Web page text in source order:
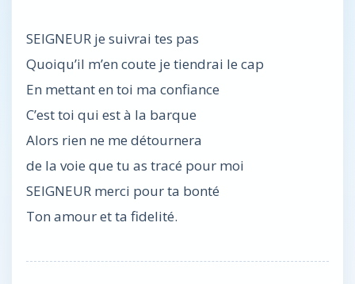
SEIGNEUR je suivrai tes pas
Quoiqu’il m’en coute je tiendrai le cap
En mettant en toi ma confiance
C’est toi qui est à la barque
Alors rien ne me détournera
de la voie que tu as tracé pour moi
SEIGNEUR merci pour ta bonté
Ton amour et ta fidelité.